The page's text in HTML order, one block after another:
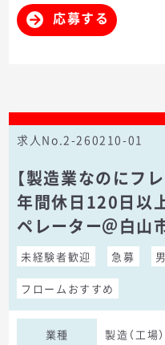
応募する
求人No.2-260210-01
【製造業なのにフ
年間休日120日以
ペレーター＠白山
未経験者歓迎 急募
フロームおすすめ
業種 製造（工場）